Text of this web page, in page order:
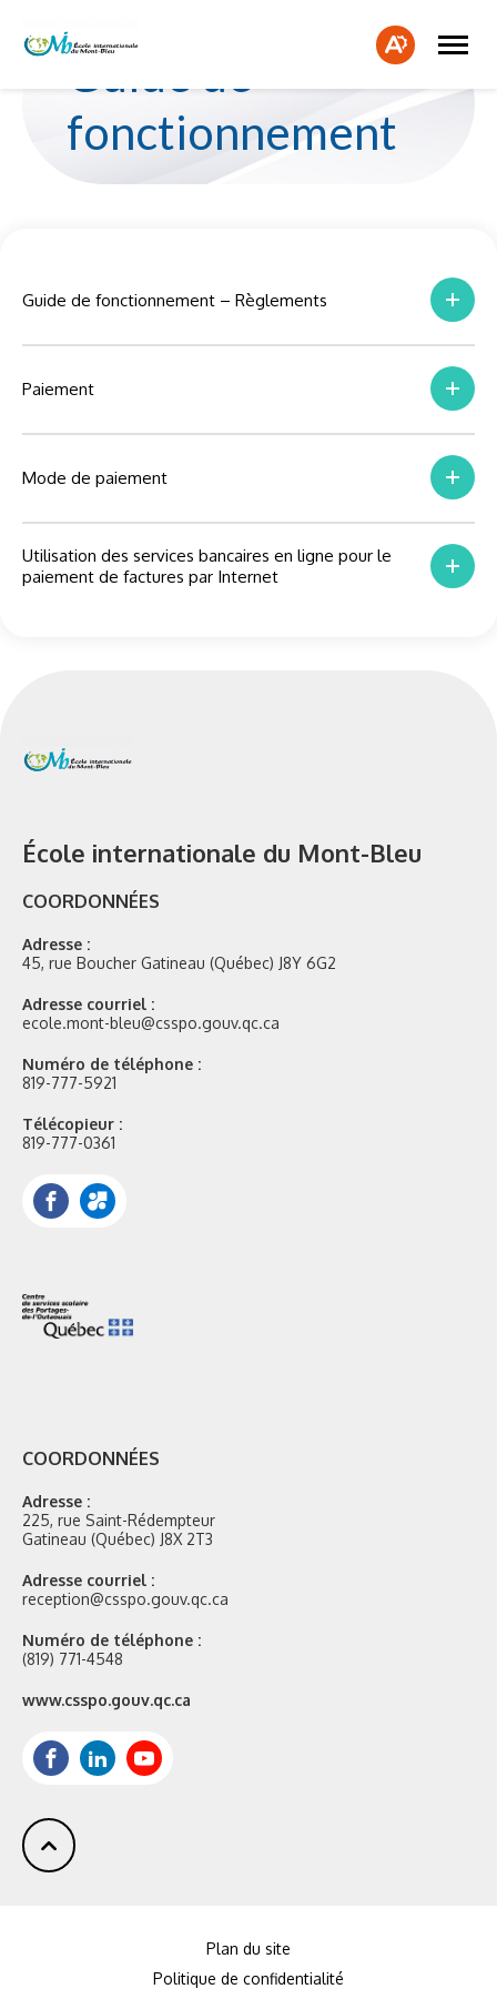
Ouvrir
la
la
site
Guide de
fonctionnement
Guide de fonctionnement – Règlements
Paiement
Mode de paiement
Utilisation des services bancaires en ligne pour le
paiement de factures par Internet
École internationale du Mont-Bleu
COORDONNÉES
Adresse :
45, rue Boucher Gatineau (Québec) J8Y 6G2
Adresse courriel :
ecole.mont-bleu@csspo.gouv.qc.ca
Numéro de téléphone :
819-777-5921
Télécopieur :
819-777-0361
Facebook
Portail
Mozaik
COORDONNÉES
Adresse :
225, rue Saint-Rédempteur
Gatineau (Québec) J8X 2T3
Adresse courriel :
reception@csspo.gouv.qc.ca
Numéro de téléphone :
(819) 771-4548
Site
www.csspo.gouv.qc.ca
FacebookLinkedInYoutube
Plan du site
Politique de confidentialité